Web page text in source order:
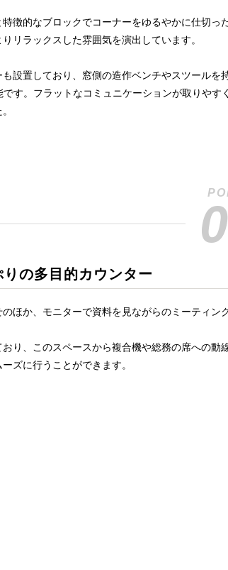
徴的なブロックでコーナーをゆるやかに仕切っ
リラックスした雰囲気を演出しています。
設置しており、窓側の造作ベンチやスツールを
す。フラットなコミュニケーションが取りやす
の多目的カウンター
ほか、モニターで資料を見ながらのミーティン
り、このスペースから複合機や総務の席への動
ズに行うことができます。